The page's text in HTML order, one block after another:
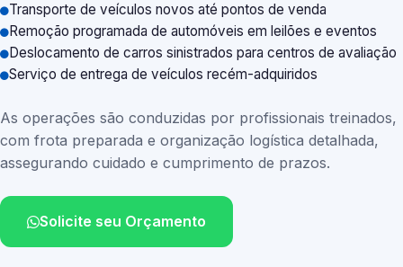
Transporte de veículos novos até pontos de venda
Remoção programada de automóveis em leilões e eventos
Deslocamento de carros sinistrados para centros de avaliação
Serviço de entrega de veículos recém-adquiridos
As operações são conduzidas por profissionais treinados,
com frota preparada e organização logística detalhada,
assegurando cuidado e cumprimento de prazos.
Solicite seu Orçamento